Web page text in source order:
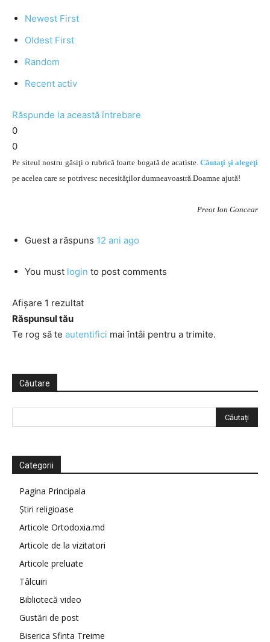
Newest First
Oldest First
Random
Recent activ
Răspunde la această întrebare
0
0
Pe siteul nostru găsiţi o rubrică foarte bogată de acatiste. Căutaţi şi alegeţi
pe acelea care se potrivesc necesităţilor dumneavoastră.Doamne ajută!
Preot Ion Goncear
Guest a răspuns 12 ani ago
You must login to post comments
Afișare 1 rezultat
Răspunsul tău
Te rog să te autentifici mai întâi pentru a trimite.
Căutare
Categorii
Pagina Principala
Știri religioase
Articole Ortodoxia.md
Articole de la vizitatori
Articole preluate
Tâlcuiri
Bibliotecă video
Gustări de post
Biserica Sfinta Treime